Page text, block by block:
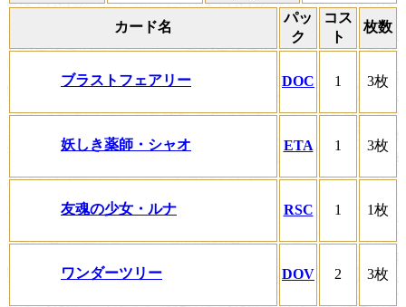
カード名
パッ
ク
コス
ト
枚数
ブラストフェアリー DOC 1 3枚
妖しき薬師・シャオ ETA 1 3枚
友魂の少女・ルナ RSC 1 1枚
ワンダーツリー DOV 2 3枚